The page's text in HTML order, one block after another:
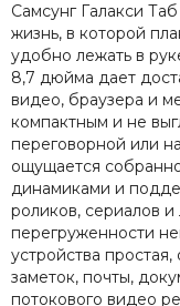
Самсунг Галакси
жизнь, в которой
удобно лежать в
8,7 дюйма дает
видео, браузера и
компактным и не
переговорной или
ощущается
динамиками и
роликов, сериалов
перегруженности
устройства
заметок, почты,
потокового видео